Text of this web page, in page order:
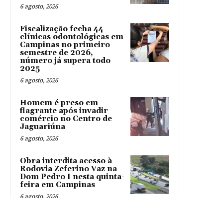
6 agosto, 2026
Fiscalização fecha 44
clínicas odontológicas em
Campinas no primeiro
semestre de 2026,
número já supera todo
2025
6 agosto, 2026
Homem é preso em
flagrante após invadir
comércio no Centro de
Jaguariúna
6 agosto, 2026
Obra interdita acesso à
Rodovia Zeferino Vaz na
Dom Pedro I nesta quinta-
feira em Campinas
6 agosto, 2026